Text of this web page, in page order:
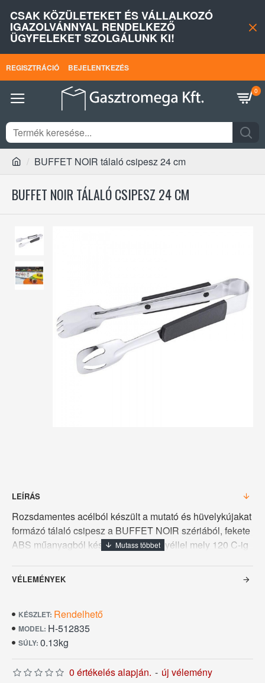
CSAK KÖZÜLETEKET ÉS VÁLLALKOZÓ
IGAZOLVÁNNYAL RENDELKEZŐ
ÜGYFELEKET SZOLGÁLUNK KI!
REGISZTRÁCIÓ BEJELENTKEZÉS
0
BUFFET NOIR tálaló csipesz 24 cm
BUFFET NOIR TÁLALÓ CSIPESZ 24 CM
LEÍRÁS
Rozsdamentes acélból készült a mutató és hüvelykújakat
formázó tálaló csipesz a BUFFET NOIR szériából, fekete
ABS műanyagból készült akasztós nyéllel mely 120 C-ig
VÉLEMÉNYEK
KÉSZLET: Rendelhető
MODEL: H-512835
SÚLY: 0.13kg
0 értékelés alapján. - új vélemény